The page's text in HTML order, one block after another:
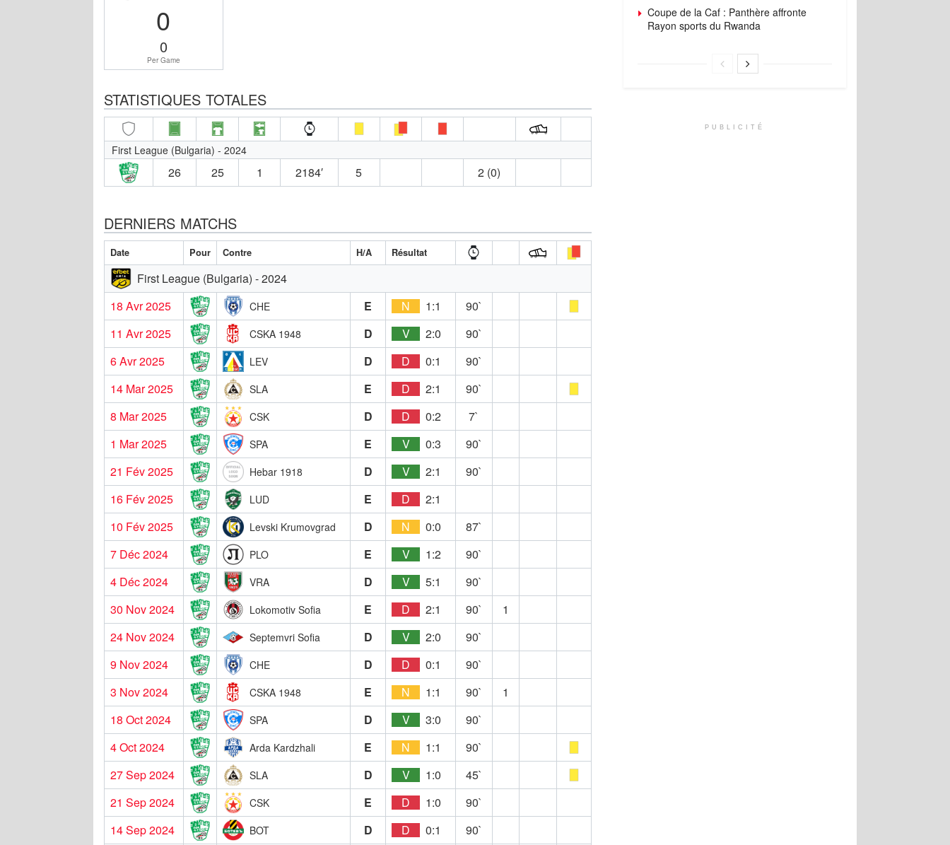
0
0
Per Game
STATISTIQUES TOTALES
First League (Bulgaria) - 2024
26 25 1 2184′ 5 2 (0)
DERNIERS MATCHS
Date Pour Contre H/A Résultat
First League (Bulgaria) - 2024
18 Avr 2025
CHE E N 1:1
90`
11 Avr 2025
CSKA 1948 D V 2:0
90`
6 Avr 2025
LEV D D 0:1
90`
14 Mar 2025
SLA E D 2:1
90`
8 Mar 2025
CSK D D 0:2
7`
1 Mar 2025
SPA E V 0:3
90`
21 Fév 2025
Hebar 1918 D V 2:1
90`
16 Fév 2025
LUD E D
2:1
10 Fév 2025
Levski Krumovgrad D N 0:0
87`
7 Déc 2024
PLO E V 1:2
90`
4 Déc 2024
VRA D V 5:1
90`
30 Nov 2024
Lokomotiv Sofia E D 2:1 90`
1
24 Nov 2024
Septemvri Sofia D V 2:0
90`
9 Nov 2024
CHE D D 0:1
90`
3 Nov 2024
CSKA 1948 E N 1:1 90`
1
18 Oct 2024
SPA D V 3:0
90`
4 Oct 2024
Arda Kardzhali E N 1:1
90`
27 Sep 2024
SLA D V 1:0
45`
21 Sep 2024
CSK E D 1:0
90`
14 Sep 2024
BOT D D 0:1
90`
Coupe de la Caf : Panthère affronte
Rayon sports du Rwanda
PUBLICITÉ